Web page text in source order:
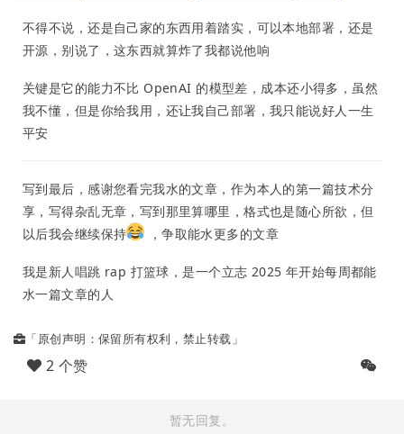
不得不说，还是自己家的东西用着踏实，可以本地部署，还是
开源，别说了，这东西就算炸了我都说他响
关键是它的能力不比 OpenAI 的模型差，成本还小得多，虽然
我不懂，但是你给我用，还让我自己部署，我只能说好人一生
平安
写到最后，感谢您看完我水的文章，作为本人的第一篇技术分
享，写得杂乱无章，写到那里算哪里，格式也是随心所欲，但
以后我会继续保持
，争取能水更多的文章
我是新人唱跳 rap 打篮球，是一个立志 2025 年开始每周都能
水一篇文章的人
「原创声明：保留所有权利，禁止转载」
2 个赞
暂无回复。